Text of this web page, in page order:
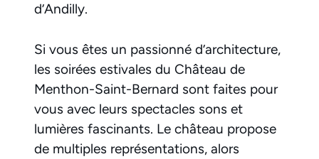
d’Andilly.
Si vous êtes un passionné d’architecture,
les soirées estivales du Château de
Menthon-Saint-Bernard sont faites pour
vous avec leurs spectacles sons et
lumières fascinants. Le château propose
de multiples représentations, alors